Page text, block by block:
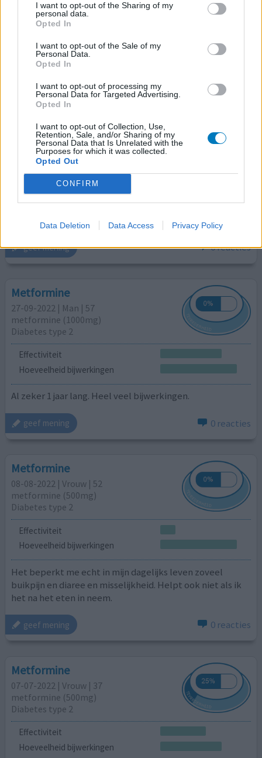
I want to opt-out of the Sharing of my
personal data.
Opted In
I want to opt-out of the Sale of my
Personal Data.
Opted In
I want to opt-out of processing my
Personal Data for Targeted Advertising.
Opted In
I want to opt-out of Collection, Use,
Retention, Sale, and/or Sharing of my
Personal Data that Is Unrelated with the
Purposes for which it was collected.
Opted Out
CONFIRM
Data Deletion Data Access Privacy Policy
vooral in de ochtend. Metformine belemmert de terug
resorptie van gal en andere spijsverterings sappen in het
laatste d
geef mening 0 reacties
Metformine
metformine (500mg)
Diabetes type 2
Effectiviteit
Hoeveelheid bijwerkingen
Invm mijn overgewicht en hoge zuiker geen
bijwerkingen.en ben nu op dieet.gaat goed.
geef mening 0 reacties
Metformine
27-09-2022 | Man | 57
metformine (1000mg)
Diabetes type 2
Effectiviteit
Hoeveelheid bijwerkingen
Al zeker 1 jaar lang. Heel veel bijwerkingen.
geef mening 0 reacties
Metformine
08-08-2022 | Vrouw | 52
metformine (500mg)
Diabetes type 2
Effectiviteit
Hoeveelheid bijwerkingen
Het beperkt me echt in mijn dagelijks leven zoveel
buikpijn en diaree en misselijkheid. Helpt ook niet als ik
het na het eten in neem.
geef mening 0 reacties
Metformine
07-07-2022 | Vrouw | 37
metformine (500mg)
Diabetes type 2
Effectiviteit
Hoeveelheid bijwerkingen